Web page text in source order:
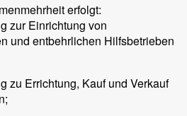
erfolgt:
zur Einrichtung von
und entbehrlichen Hilfsbetrieben
zu Errichtung, Kauf und Verkauf